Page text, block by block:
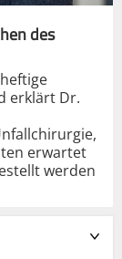
des
erklärt Dr.
erwartet
werden